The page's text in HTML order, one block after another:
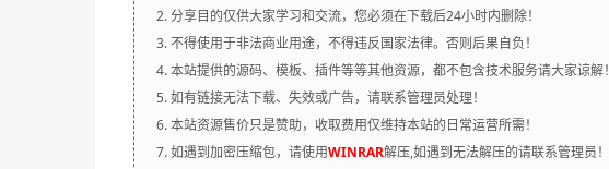
2. 分享目的仅供大家学习和交流，您必须在下载后24小时内删除！
3. 不得使用于非法商业用途，不得违反国家法律。否则后果自负！
4. 本站提供的源码、模板、插件等等其他资源，都不包含技术服务请大家谅解！
5. 如有链接无法下载、失效或广告，请联系管理员处理！
6. 本站资源售价只是赞助，收取费用仅维持本站的日常运营所需！
7. 如遇到加密压缩包，请使用WINRAR解压,如遇到无法解压的请联系管理员！